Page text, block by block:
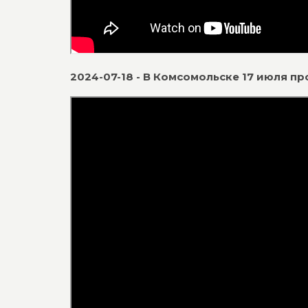
2024-07-18 - В Комсомольске 17 июля